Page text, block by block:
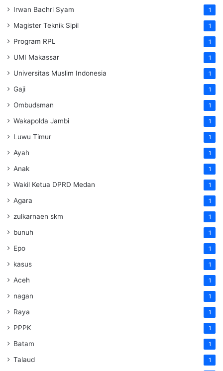
Irwan Bachri Syam 1
Magister Teknik Sipil 1
Program RPL 1
UMI Makassar 1
Universitas Muslim Indonesia 1
Gaji 1
Ombudsman 1
Wakapolda Jambi 1
Luwu Timur 1
Ayah 1
Anak 1
Wakil Ketua DPRD Medan 1
Agara 1
zulkarnaen skm 1
bunuh 1
Epo 1
kasus 1
Aceh 1
nagan 1
Raya 1
PPPK 1
Batam 1
Talaud 1